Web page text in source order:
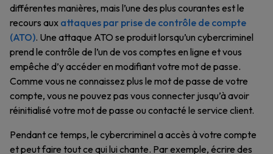
différentes manières, mais l’une des plus courantes est le
recours aux attaques par prise de contrôle de compte
(ATO). Une attaque ATO se produit lorsqu’un cybercriminel
prend le contrôle de l’un de vos comptes en ligne et vous
empêche d’y accéder en modifiant votre mot de passe.
Comme vous ne connaissez plus le mot de passe de votre
compte, vous ne pouvez pas vous connecter jusqu’à avoir
réinitialisé votre mot de passe ou contacté le service client.
Pendant ce temps, le cybercriminel a accès à votre compte
et peut faire tout ce qui lui chante. Par exemple, écrire des